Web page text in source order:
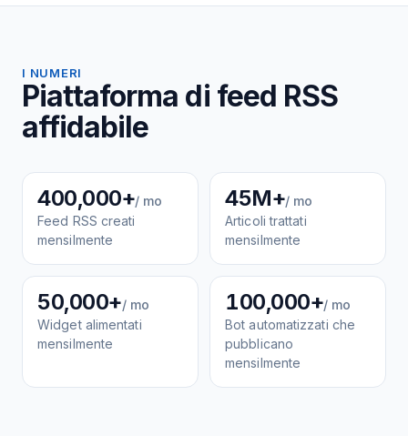
I NUMERI
Piattaforma di feed RSS
affidabile
400,000+/ mo
Feed RSS creati
mensilmente
45M+/ mo
Articoli trattati
mensilmente
50,000+/ mo
Widget alimentati
mensilmente
100,000+/ mo
Bot automatizzati che
pubblicano
mensilmente